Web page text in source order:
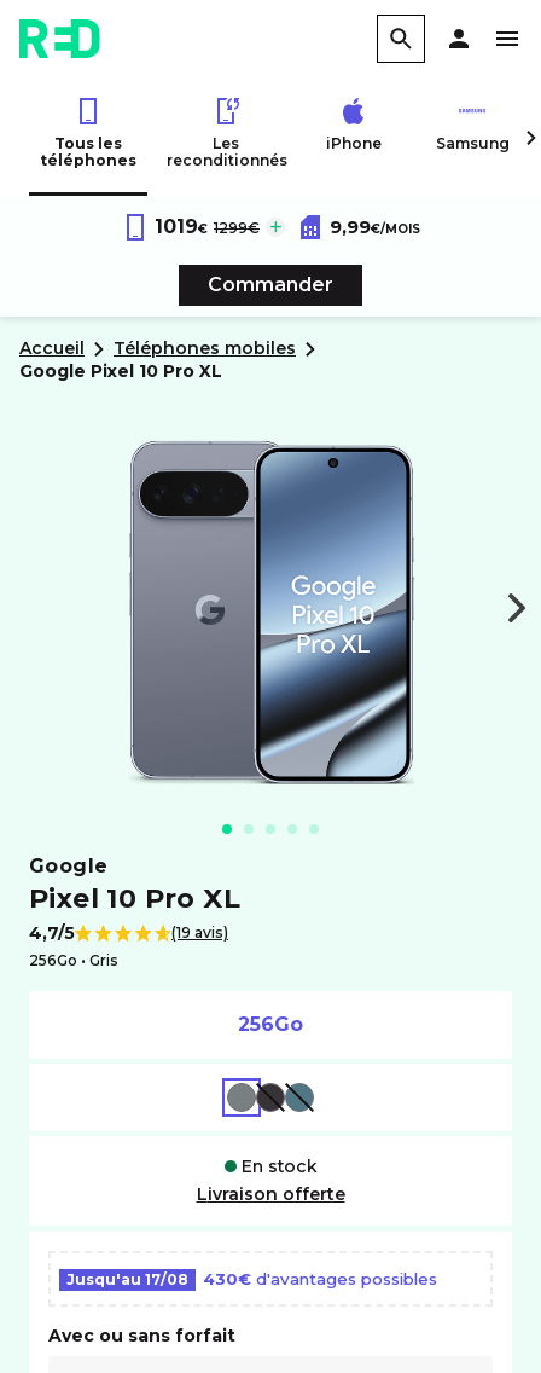
Tous les
téléphones
Les
reconditionnés
iPhone Samsung
GooglePixel 10 Pro XL
1019€ au lieu de :
1299€ Forfait RED 60Go 4G
Sans engagement
9,99€/MOIS
Commander
Accueil
Téléphones mobiles
google Pixel 10 Pro XL
google
Pixel 10 Pro XL
Note de
4,7/5
(19 avis)
256Go •
gris
256Go
GRIS NOIR VERT
En stock
Livraison offerte
Jusqu'au 17/08 430€ d'avantages possibles
Avec ou sans forfait